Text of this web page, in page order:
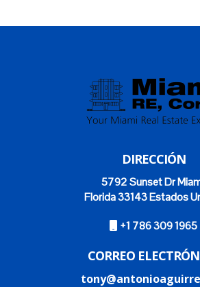
DIRECCIÓN
5792 Sunset Dr
Florida 33143 Estados
+1 786 309 1965
CORREO